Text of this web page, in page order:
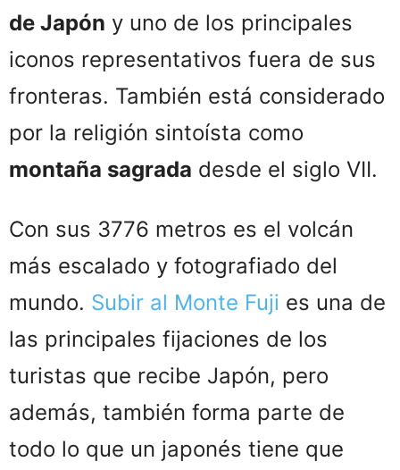
de Japón y uno de los principales
iconos representativos fuera de sus
fronteras. También está considerado
por la religión sintoísta como
montaña sagrada desde el siglo VII.
Con sus 3776 metros es el volcán
más escalado y fotografiado del
mundo. Subir al Monte Fuji es una de
las principales fijaciones de los
turistas que recibe Japón, pero
además, también forma parte de
todo lo que un japonés tiene que